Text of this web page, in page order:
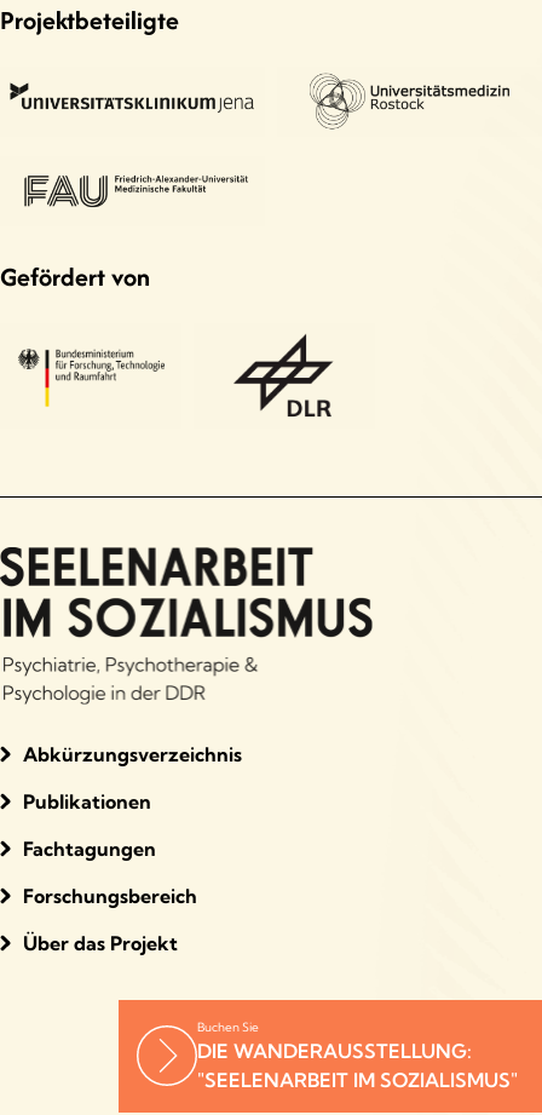
Projektbeteiligte
Gefördert von
Abkürzungsverzeichnis
Publikationen
Fachtagungen
Forschungsbereich
Über das Projekt
Buchen Sie
DIE WANDERAUSSTELLUNG:
"SEELENARBEIT IM SOZIALISMUS"